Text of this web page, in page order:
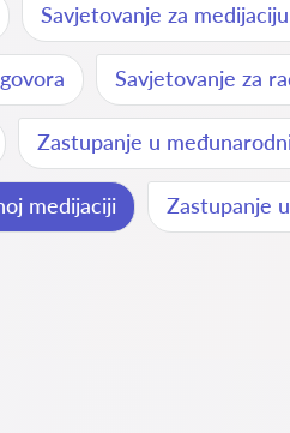
Savjetovanje za
Savjetovanje za
Zastupanje u
medijaciji Zastupanje